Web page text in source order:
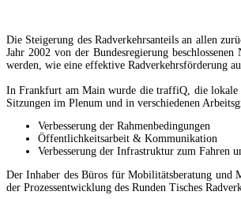
Die Steigerung des Radverkehrsanteils an allen
Jahr 2002 von der Bundesregierung
werden, wie eine effektive Radverkehrsförderung
In Frankfurt am Main wurde die traffiQ, die lokale
Sitzungen im Plenum und in verschiedenen
Verbesserung der Rahmenbedingungen
Öffentlichkeitsarbeit & Kommunikation
Verbesserung der Infrastruktur zum Fahren
Der Inhaber des Büros für Mobilitätsberatung und
der Prozessentwicklung des Runden Tisches